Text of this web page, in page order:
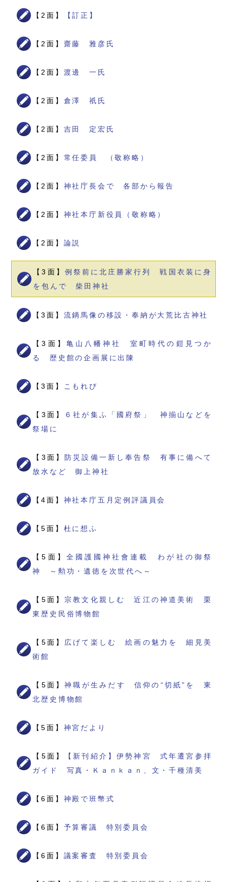
【2面】 【訂正】
【2面】 齋藤 雅彦氏
【2面】 渡邊 一氏
【2面】 倉澤 祇氏
【2面】 吉田 定宏氏
【2面】 常任委員 （敬称略）
【2面】 神社庁長会で 各部から報告
【2面】 神社本庁新役員（敬称略）
【2面】 論説
【3面】 例祭前に北庄勝家行列 戦国衣装に身
を包んで 柴田神社
【3面】 流鏑馬像の移設・奉納が大荒比古神社
【3面】 亀山八幡神社 室町時代の鎧見つか
る 歴史館の企画展に出陳
【3面】 こもれび
【3面】
６社が集ふ「國府祭」 神揃山などを
祭場に
【3面】 防災設備一新し奉告祭 有事に備へて
放水など 御上神社
【4面】 神社本庁五月定例評議員会
【5面】 杜に想ふ
【5面】 全國護國神社會連載 わが社の御祭
神 ～勲功・遺徳を次世代へ～
【5面】 宗教文化親しむ 近江の神道美術 栗
東歴史民俗博物館
【5面】 広げて楽しむ 絵画の魅力を 細見美
術館
【5面】神職が生みだす 信仰の“切紙”を 東
北歴史博物館
【5面】 神宮だより
【5面】
【新刊紹介】伊勢神宮 式年遷宮参拝
ガイド 写真・Ｋａｎｋａｎ、文・千種清美
【6面】 神殿で班幣式
【6面】 予算審議 特別委員会
【6面】 議案審査 特別委員会